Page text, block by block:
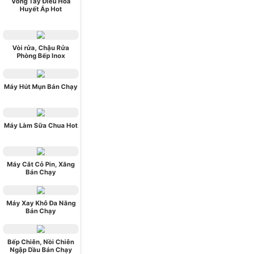
Huyết Áp Hot
Vòi rửa, Chậu Rửa
Phòng Bếp Inox
Máy Hút Mụn Bán Chạy
Máy Làm Sữa Chua Hot
Máy Cắt Cỏ Pin, Xăng
Bán Chạy
Máy Xay Khô Đa Năng
Bán Chạy
Bếp Chiên, Nồi Chiên
Ngập Dầu Bán Chạy